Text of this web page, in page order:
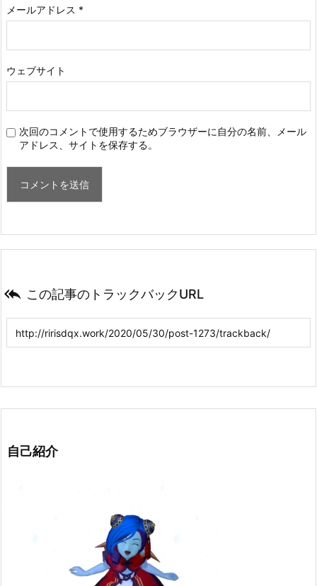
メールアドレス *
ウェブサイト
次回のコメントで使用するためブラウザーに自分の名前、メール
アドレス、サイトを保存する。
 この記事のトラックバックURL
自己紹介